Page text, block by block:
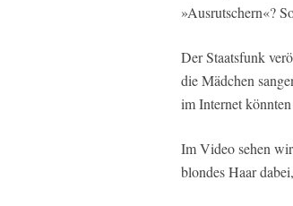
»Ausrutschern«?
Der Staatsfunk
die Mädchen
im Internet
Im Video sehen
blondes Haar